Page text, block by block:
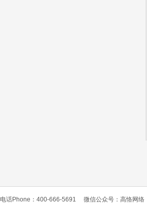
电话Phone：400-666-5691 微信公众号：高恪网络